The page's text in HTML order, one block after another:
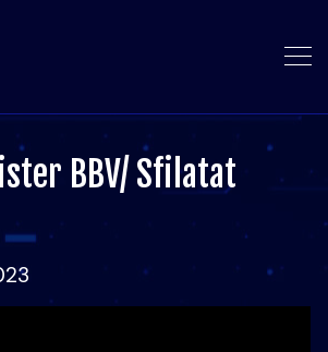
BBV/ Sfilatat